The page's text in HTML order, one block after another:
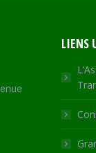
LIENS